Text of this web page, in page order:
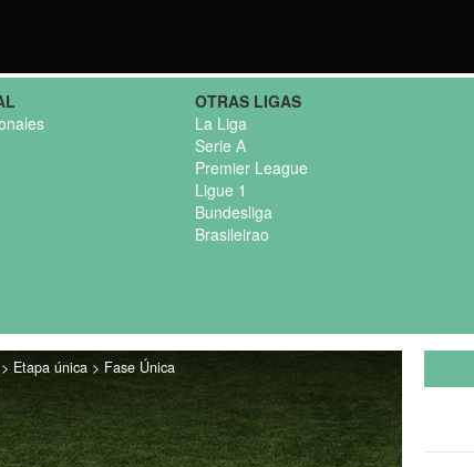
OTRAS LIGAS
La Liga
Serie A
Premier League
Ligue 1
Bundesliga
Brasileirao
Etapa única > Fase Única